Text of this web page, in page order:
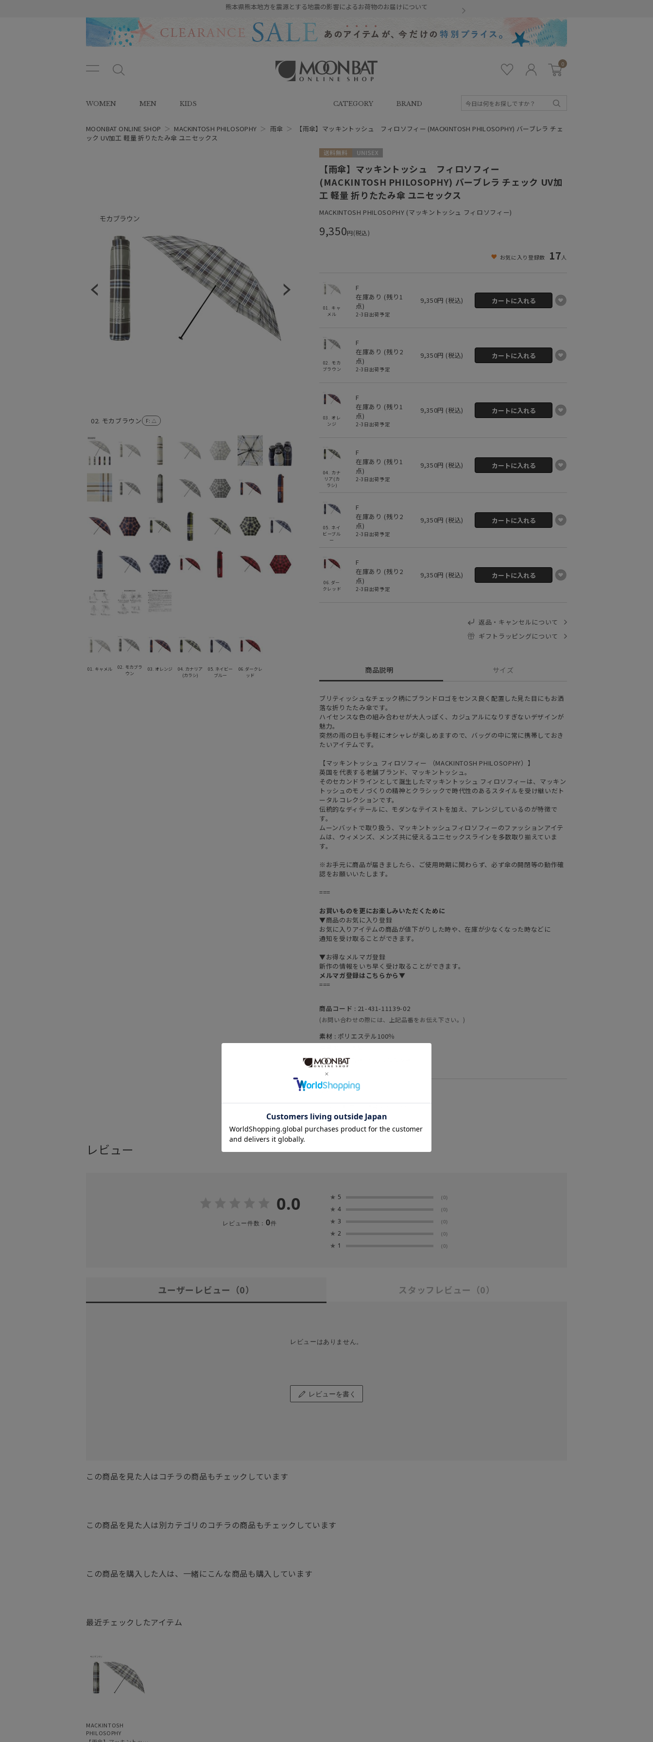
熊本県熊本地方を震源とする地震の影響によるお荷物のお届けについて
ン
ュ
ー
タ
ン
SHOP（ムーンバットオンラインシ
イ
ン
0
WOMEN MEN KIDS CATEGORY BRAND
MOONBAT ONLINE SHOP ＞ MACKINTOSH PHILOSOPHY ＞ 雨傘 ＞
【雨傘】マッキントッシュ フィロソフィー (MACKINTOSH PHILOSOPHY) バーブレラ チェ
ック UV加工 軽量 折りたたみ傘 ユニセックス
02. モカブラウン F: △
01. キャメル
02. モカブラ
ウン
03. オレンジ
04. カナリア
(カラシ)
05. ネイビー
ブルー
06.ダークレ
ッド
【雨傘】マッキントッシュ フィロソフィー
(MACKINTOSH PHILOSOPHY) バーブレラ チェック UV加
工 軽量 折りたたみ傘 ユニセックス
MACKINTOSH PHILOSOPHY (マッキントッシュ フィロソフィー)
9,350円(税込)
お気に入り登録数 17人
01. キャ
メル
F
在庫あり (残り1
点)
2-3日出荷予定
9,350円 (税込)
02. モカ
ブラウン
F
在庫あり (残り 2
点)
2-3日出荷予定
9,350円 (税込)
03. オレ
ンジ
F
在庫あり (残り1
点)
2-3日出荷予定
9,350円 (税込)
04. カナ
リア(カ
ラシ)
F
在庫あり (残り1
点)
2-3日出荷予定
9,350円 (税込)
05. ネイ
ビーブル
ー
F
在庫あり (残り 2
点)
2-3日出荷予定
9,350円 (税込)
06.ダー
クレッド
F
在庫あり (残り 2
点)
2-3日出荷予定
9,350円 (税込)
返品・キャンセルについて
ギフトラッピングについて
商品説明 サイズ
ブリティッシュなチェック柄にブランドロゴをセンス良く配置した見た目にもお洒
落な折りたたみ傘です。
ハイセンスな色の組み合わせが大人っぽく、カジュアルになりすぎないデザインが
魅力。
突然の雨の日も手軽にオシャレが楽しめますので、バッグの中に常に携帯しておき
たいアイテムです。
【マッキントッシュ フィロソフィー （MACKINTOSH PHILOSOPHY）】
英国を代表する老舗ブランド、マッキントッシュ。
そのセカンドラインとして誕生したマッキントッシュ フィロソフィーは、マッキン
トッシュのモノづくりの精神とクラシックで時代性のあるスタイルを受け継いだト
ータルコレクションです。
伝統的なディテールに、モダンなテイストを加え、アレンジしているのが特徴で
す。
ムーンバットで取り扱う、マッキントッシュフィロソフィーのファッションアイテ
ムは、ウィメンズ、メンズ共に使えるユニセックスラインを多数取り揃えていま
す。
※お手元に商品が届きましたら、ご使用時期に関わらず、必ず傘の開閉等の動作確
認をお願いいたします。
===
お買いものを更にお楽しみいただくために
▼商品のお気に入り登録
お気に入りアイテムの商品が値下がりした時や、在庫が少なくなった時などに
通知を受け取ることができます。
▼お得なメルマガ登録
新作の情報をいち早く受け取ることができます。
メルマガ登録はこちらから▼
===
商品コード : 21-431-11139-02
(お問い合わせの際には、上記品番をお伝え下さい。)
素材 : ポリエステル100％
カテゴリ :
関連キーワード
UV
軽量 親骨：51～55cm
レビュー
0.0
レビュー件数： 0件
★ 5 (0)
★ 4 (0)
★ 3 (0)
★ 2 (0)
★ 1 (0)
ユーザーレビュー （0） スタッフレビュー （0）
レビューはありません。
レビューを書く
この商品を見た人はコチラの商品もチェックしています
この商品を見た人は別カテゴリのコチラの商品もチェックしています
この商品を購入した人は、一緒にこんな商品も購入しています
最近チェックしたアイテム
MACKINTOSH
PHILOSOPHY